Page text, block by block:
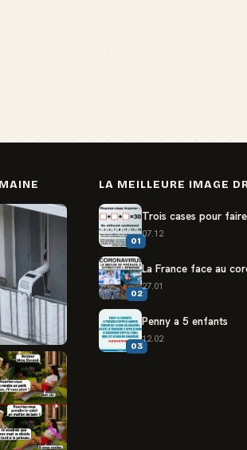
LA MEILLEURE IMAGE
01
Trois cases pour
07.12
02
La France face au
27.01
03
Penny a 5 enfants
12.02